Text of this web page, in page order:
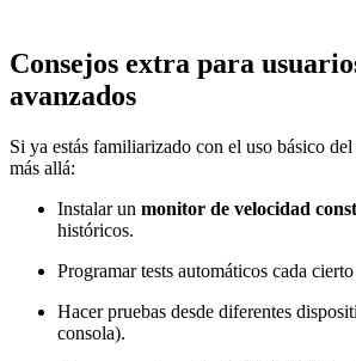
Consejos extra para
avanzados
Si ya estás familiarizado con el uso básico
más allá:
Instalar un monitor de velocidad
históricos.
Programar tests automáticos cada
Hacer pruebas desde diferentes
consola).